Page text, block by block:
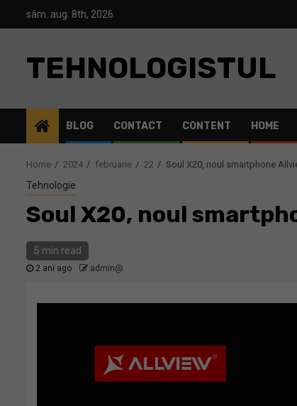
sâm. aug. 8th, 2026
TEHNOLOGISTUL
BLOG CONTACT CONTENT HOME
Home 2024 februarie 22 Soul X20, noul smartphone
Tehnologie
Soul X20, noul
5 min read
2 ani ago admin@